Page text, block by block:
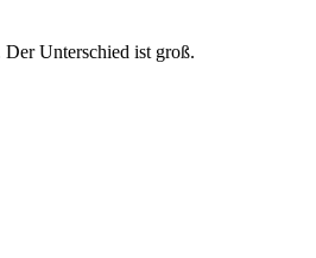
Unterschied ist groß.